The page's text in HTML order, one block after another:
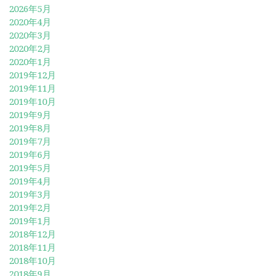
2026年5月
2020年4月
2020年3月
2020年2月
2020年1月
2019年12月
2019年11月
2019年10月
2019年9月
2019年8月
2019年7月
2019年6月
2019年5月
2019年4月
2019年3月
2019年2月
2019年1月
2018年12月
2018年11月
2018年10月